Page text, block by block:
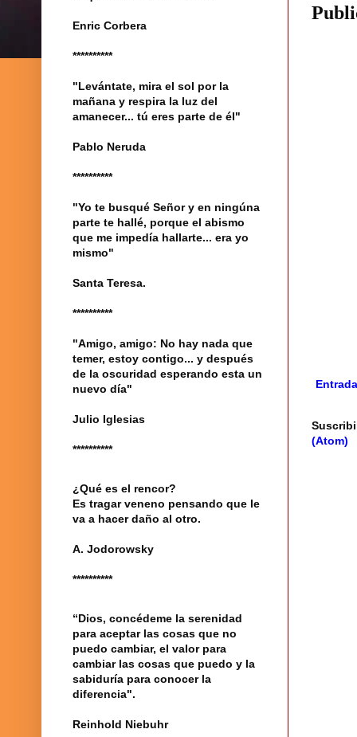
(Atom)
Enric Corbera
**********
"Levántate, mira el sol por la
mañana y respira la luz del
amanecer... tú eres parte de él"
Pablo Neruda
**********
"Yo te busqué Señor y en ningúna
parte te hallé, porque el abismo
que me impedía hallarte... era yo
mismo"
Santa Teresa.
**********
"Amigo, amigo: No hay nada que
temer, estoy contigo... y después
de la oscuridad esperando esta un
nuevo día"
Julio Iglesias
**********
¿Qué es el rencor?
Es tragar veneno pensando que le
va a hacer daño al otro.
A. Jodorowsky
**********
“Dios, concédeme la serenidad
para aceptar las cosas que no
puedo cambiar, el valor para
cambiar las cosas que puedo y la
sabiduría para conocer la
diferencia".
Reinhold Niebuhr